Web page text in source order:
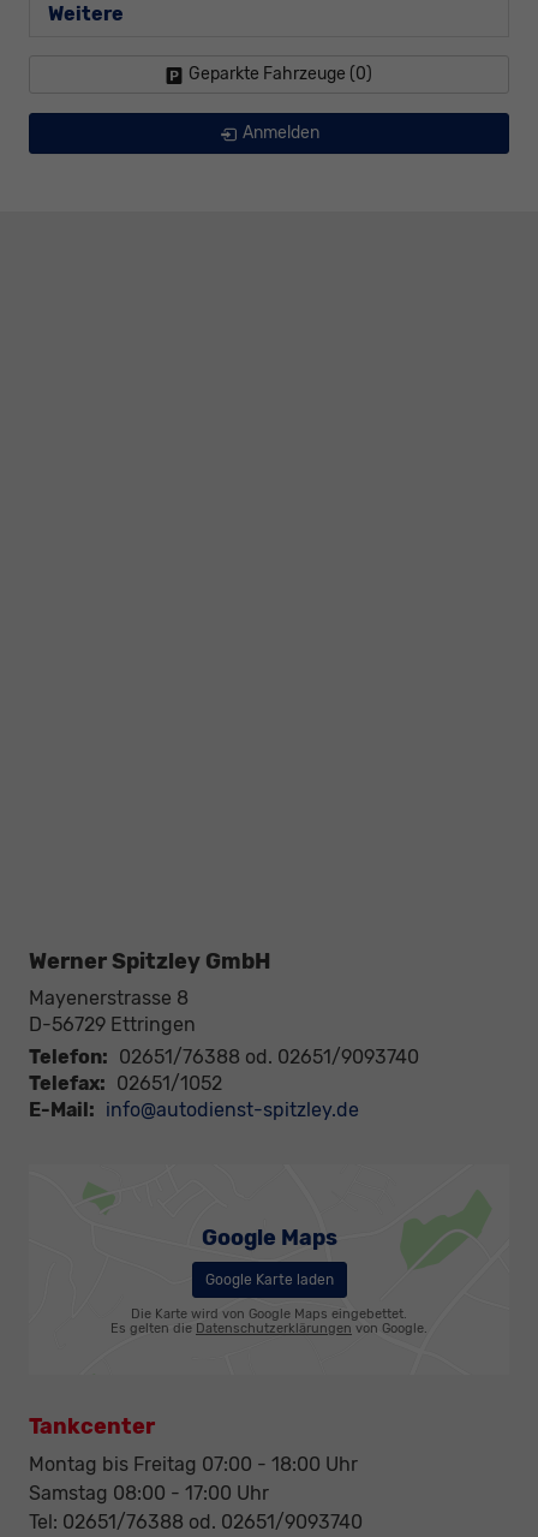
Weitere
Geparkte Fahrzeuge (0)
Anmelden
Werner Spitzley GmbH
Mayenerstrasse 8
D-56729 Ettringen
Telefon: 02651/76388 od. 02651/9093740
Telefax: 02651/1052
E-Mail: info@autodienst-spitzley.de
Google Maps
Google Karte laden
Die Karte wird von Google Maps eingebettet.
Es gelten die Datenschutzerklärungen von Google.
Tankcenter
Montag bis Freitag 07:00 - 18:00 Uhr
Samstag 08:00 - 17:00 Uhr
Tel: 02651/76388 od. 02651/9093740